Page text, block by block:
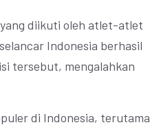
diikuti oleh atlet-atlet
Indonesia berhasil
tersebut, mengalahkan
di Indonesia, terutama